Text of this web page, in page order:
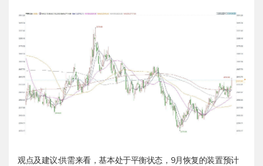
观点及建议:供需来看，基本处于平衡状态，9月恢复的装置预计